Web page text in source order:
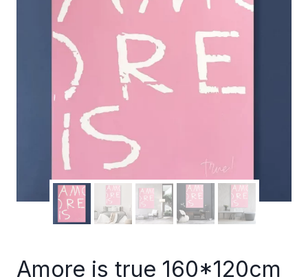
Amore is true 160*120cm